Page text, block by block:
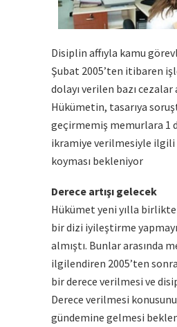
Disiplin affıyla kamu
Şubat 2005’ten itibaren
dolayı verilen bazı cezalar
Hükümetin, tasarıya
geçirmemiş memurlara 1
ikramiye verilmesiyle ilgili
koyması bekleniyor
Derece artışı gelecek
Hükümet yeni yılla
bir dizi iyileştirme
almıştı. Bunlar arasında
ilgilendiren 2005’ten
bir derece verilmesi ve
Derece verilmesi
gündemine gelmesi